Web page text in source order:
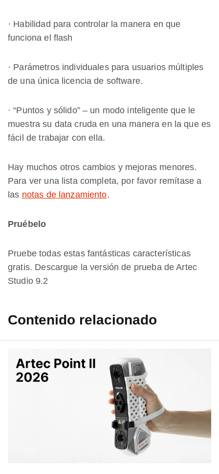
· Habilidad para controlar la manera en que
funciona el flash
· Parámetros individuales para usuarios múltiples
de una única licencia de software.
· “Puntos y sólido” – un modo inteligente que le
muestra su data cruda en una manera en la que es
fácil de trabajar con ella.
Hay muchos otros cambios y mejoras menores.
Para ver una lista completa, por favor remítase a
las notas de lanzamiento.
Pruébelo
Pruebe todas estas fantásticas características
gratis. Descargue la versión de prueba de Artec
Studio 9.2
Contenido relacionado